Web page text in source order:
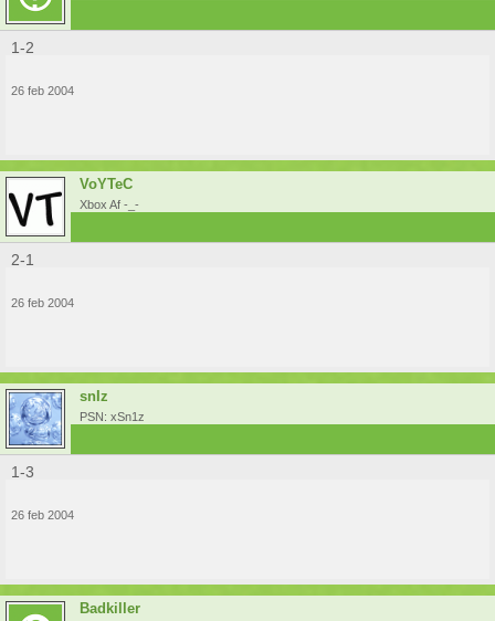
1-2
26 feb 2004
VoYTeC
Xbox Af -_-
2-1
26 feb 2004
snIz
PSN: xSn1z
1-3
26 feb 2004
Badkiller